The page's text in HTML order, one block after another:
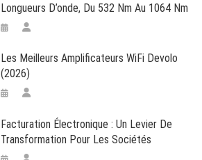
Longueurs D’onde, Du 532 Nm Au 1064 Nm
Les Meilleurs Amplificateurs WiFi Devolo
(2026)
Facturation Électronique : Un Levier De
Transformation Pour Les Sociétés